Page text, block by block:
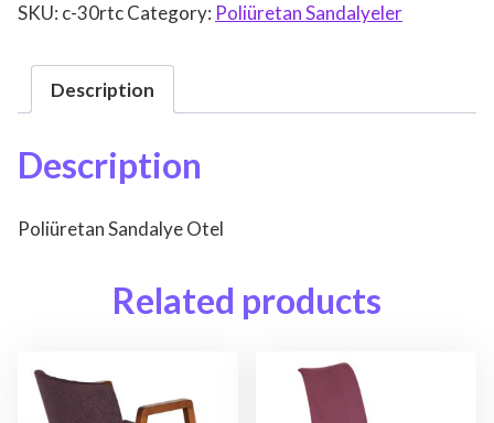
SKU: c-30rtcCategory: Poliüretan Sandalyeler
Description
Description
Poliüretan Sandalye Otel
Related products